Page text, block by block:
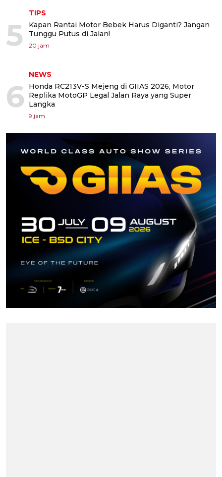
5
TIPS
Kapan Rantai Motor Bebek Harus Diganti? Jangan
Tunggu Putus di Jalan!
20 jam
6
NEWS
Honda RC213V-S Mejeng di GIIAS 2026, Motor
Replika MotoGP Legal Jalan Raya yang Super
Langka
9 jam